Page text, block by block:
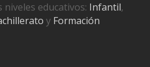
educativos: Infantil,
y Formación